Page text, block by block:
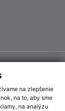
na zlepšenie
na to, aby sme
na analýzu